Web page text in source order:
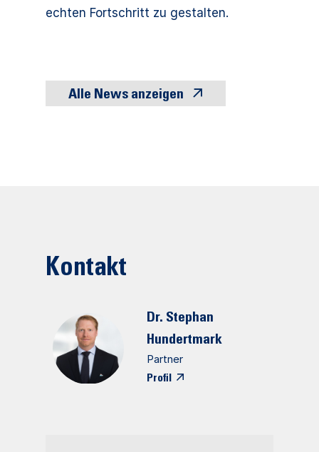
echten Fortschritt zu gestalten.
Alle News anzeigen
Kontakt
Dr. Stephan
Hundertmark
Partner
Profil